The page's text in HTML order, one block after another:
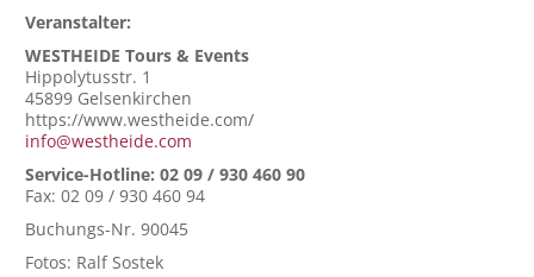
Veranstalter:
WESTHEIDE Tours & Events
Hippolytusstr. 1
45899 Gelsenkirchen
https://www.westheide.com/
info@westheide.com
Service-Hotline: 02 09 / 930 460 90
Fax: 02 09 / 930 460 94
Buchungs-Nr. 90045
Fotos: Ralf Sostek